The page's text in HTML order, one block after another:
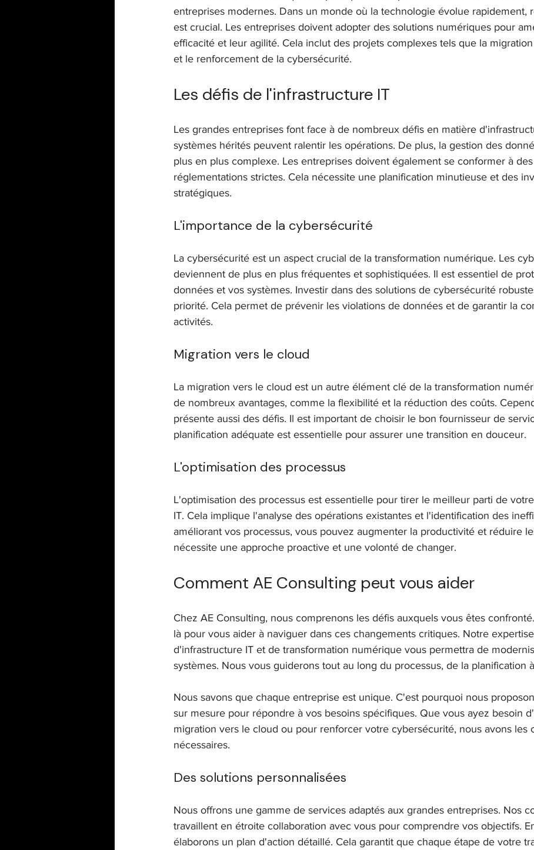
ITSM / Service Management Change & adoption M&A / intégration IT Gestion
entreprises modernes. Dans un monde où la technologie évolue rapidement,
est crucial. Les entreprises doivent adopter des solutions numériques pour
efficacité et leur agilité. Cela inclut des projets complexes tels que la
et le renforcement de la cybersécurité.
Les défis de l'infrastructure IT
Les grandes entreprises font face à de nombreux défis en matière
systèmes hérités peuvent ralentir les opérations. De plus, la gestion des
plus en plus complexe. Les entreprises doivent également se conformer à des
réglementations strictes. Cela nécessite une planification minutieuse et des
stratégiques.
L'importance de la cybersécurité
La cybersécurité est un aspect crucial de la transformation numérique. Les
deviennent de plus en plus fréquentes et sophistiquées. Il est essentiel de
données et vos systèmes. Investir dans des solutions de cybersécurité
priorité. Cela permet de prévenir les violations de données et de garantir la
activités.
Migration vers le cloud
La migration vers le cloud est un autre élément clé de la transformation
de nombreux avantages, comme la flexibilité et la réduction des coûts.
présente aussi des défis. Il est important de choisir le bon fournisseur de
planification adéquate est essentielle pour assurer une transition en douceur.
L'optimisation des processus
L'optimisation des processus est essentielle pour tirer le meilleur parti de
IT. Cela implique l'analyse des opérations existantes et l'identification des
améliorant vos processus, vous pouvez augmenter la productivité et réduire
nécessite une approche proactive et une volonté de changer.
Comment AE Consulting peut vous aider
Chez AE Consulting, nous comprenons les défis auxquels vous êtes
là pour vous aider à naviguer dans ces changements critiques. Notre
d'infrastructure IT et de transformation numérique vous permettra de
systèmes. Nous vous guiderons tout au long du processus, de la planification
Nous savons que chaque entreprise est unique. C'est pourquoi nous
sur mesure pour répondre à vos besoins spécifiques. Que vous ayez besoin
migration vers le cloud ou pour renforcer votre cybersécurité, nous avons les
nécessaires.
Des solutions personnalisées
Nous offrons une gamme de services adaptés aux grandes entreprises. Nos
travaillent en étroite collaboration avec vous pour comprendre vos objectifs.
élaborons un plan d'action détaillé. Cela garantit que chaque étape de votre